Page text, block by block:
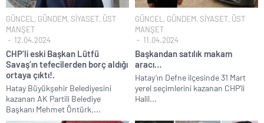
Donald Trump’ın İran saldırılarını durdurma kararını Netanyahu da
sosyal medyadan öğrendi..
Günlerdir İran’a tehditler savurarak atıp tutan Trump yine kıvırdı!.
Merkez Bankası’ndan Kripto Varlık Merkezi Kayıt Sistemi’ne onay..
CHP’den AK Parti’ye geçen Tuzla Belediye Başkanı’ndan ilk
açıklama..
Efsane Başkan Aziz Yıldırım’dan Acun Ilıcalı’ya sert sözler!.
GÜNCEL , GÜNDEM, SİYASET, ÜST
MANŞET
12.04.2024
CHP’li eski Başkan Lütfü
Savaş’ın tefecilerden borç aldığı
ortaya çıktı!.
Hatay Büyükşehir Belediyesini
kazanan AK Partili Belediye
Başkanı Mehmet Öntürk,...
GÜNCEL , GÜNDEM, SİYASET, ÜST
MANŞET
11.04.2024
Başkandan satılık makam
aracı…
Hatay‘ın Defne ilçesinde 31 Mart
yerel seçimlerini kazanan CHP’li
Halil...